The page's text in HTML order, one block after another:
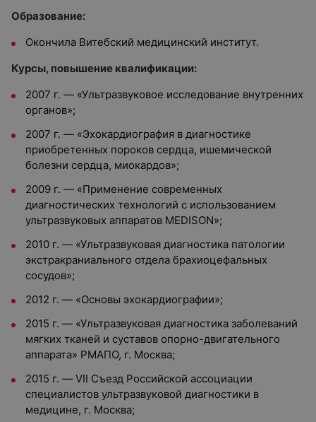
Образование:
Окончила Витебский медицинский институт.
Курсы, повышение квалификации:
2007 г. — «Ультразвуковое исследование внутренних
органов»;
2007 г. — «Эхокардиография в диагностике
приобретенных пороков сердца, ишемической
болезни сердца, миокардов»;
2009 г. — «Применение современных
диагностических технологий с использованием
ультразвуковых аппаратов MEDISON»;
2010 г. — «Ультразвуковая диагностика патологии
экстракраниального отдела брахиоцефальных
сосудов»;
2012 г. — «Основы эхокардиографии»;
2015 г. — «Ультразвуковая диагностика заболеваний
мягких тканей и суставов опорно-двигательного
аппарата» РМАПО, г. Москва;
2015 г. — VII Съезд Российской ассоциации
специалистов ультразвуковой диагностики в
медицине, г. Москва;